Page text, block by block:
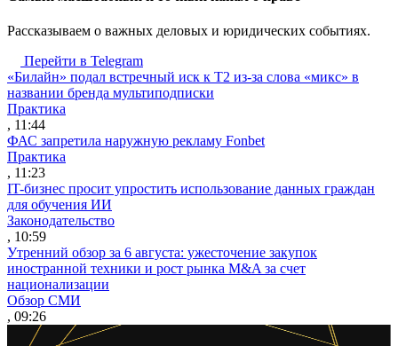
Рассказываем о важных деловых и юридических событиях.
Перейти в Telegram
«Билайн» подал встречный иск к Т2 из-за слова «микс» в
названии бренда мультиподписки
Практика
, 11:44
ФАС запретила наружную рекламу Fonbet
Практика
, 11:23
IT-бизнес просит упростить использование данных граждан
для обучения ИИ
Законодательство
, 10:59
Утренний обзор за 6 августа: ужесточение закупок
иностранной техники и рост рынка M&A за счет
национализации
Обзор СМИ
, 09:26